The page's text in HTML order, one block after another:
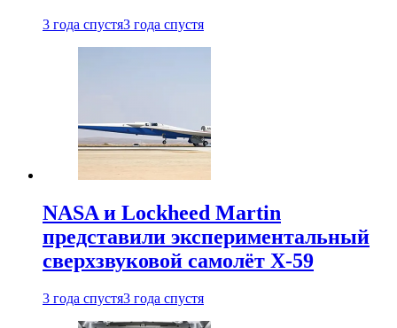
3 года спустя3 года спустя
NASA и Lockheed Martin
представили экспериментальный
сверхзвуковой самолёт X-59
3 года спустя3 года спустя